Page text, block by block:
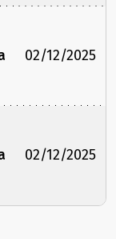
02/12/2025
02/12/2025